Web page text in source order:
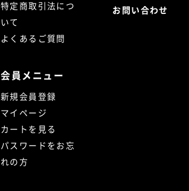
特定商取引法につ
いて
よくあるご質問
会員メニュー
新規会員登録
マイページ
カートを見る
パスワードをお忘
れの方
お問い合わせ